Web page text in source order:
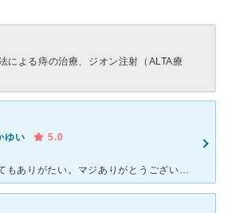
による痔の治療、ジオン注射（ALTA療
ゆい
5.0
土日に診察や手術はとてもありがたい。マジありがとうございました。 私は土曜日に初診で次の週の土曜日に手術を入れて貰いました。患者思いの有る院長先生だと感じました。外痔核の手術は外側の大きなのが切除で中